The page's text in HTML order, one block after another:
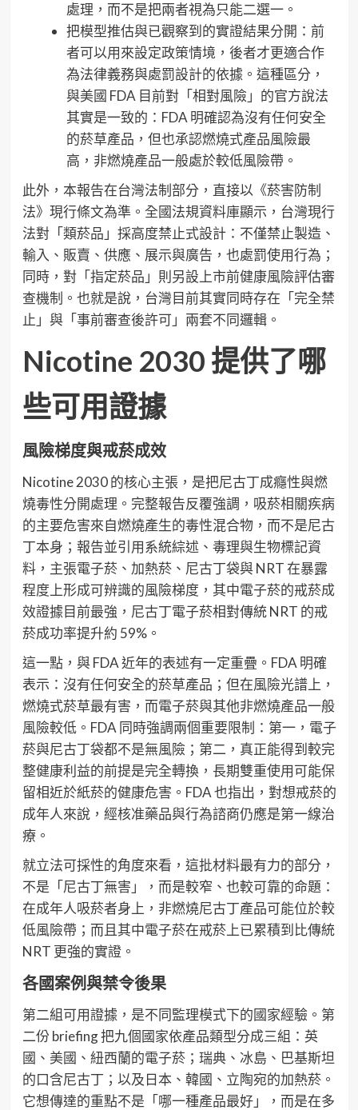
處理，而不是把兩者視為只能二選一。
把模型推估與已觀察到的實證結果分開：前
者可以用來設定政策情境，後者才更適合作
為法律義務與處罰設計的依據。這種區分，
與美國 FDA 目前對「相對風險」的官方說法
其實是一致的：FDA 明確認為沒有任何安全
的菸草產品，但也承認燃燒式產品風險最
高，非燃燒產品一般處於較低風險帶。
此外，本報告在台灣法制部分，直接以《菸害防制
法》現行條文為準。全國法規資料庫顯示，台灣現行
法對「類菸品」採高度禁止式設計：不僅禁止製造、
輸入、販賣、供應、展示與廣告，也處罰使用行為；
同時，對「指定菸品」則另設上市前健康風險評估審
查機制。也就是說，台灣目前其實同時存在「完全禁
止」與「事前審查後許可」兩套不同邏輯。
Nicotine 2030 提供了哪
些可用證據
風險梯度與戒菸成效
Nicotine 2030 的核心主張，是把尼古丁成癮性與燃
燒毒性分開處理。完整報告反覆強調，吸菸相關疾病
的主要危害來自燃燒產生的毒性混合物，而不是尼古
丁本身；報告並引用系統綜述、毒理與生物標記資
料，主張電子菸、加熱菸、尼古丁袋與 NRT 在暴露
程度上形成可辨識的風險梯度，其中電子菸的戒菸成
效證據目前最強，尼古丁電子菸相對傳統 NRT 的戒
菸成功率提升約 59%。
這一點，與 FDA 近年的表述有一定重疊。FDA 明確
表示：沒有任何安全的菸草產品；但在風險光譜上，
燃燒式菸草最有害，而電子菸與其他非燃燒產品一般
風險較低。FDA 同時強調兩個重要限制：第一，電子
菸與尼古丁袋都不是無風險；第二，真正能得到較完
整健康利益的前提是完全轉換，長期雙重使用可能保
留相近於紙菸的健康危害。FDA 也指出，對想戒菸的
成年人來說，經核准藥品與行為諮商仍應是第一線治
療。
就立法可採性的角度來看，這批材料最有力的部分，
不是「尼古丁無害」，而是較窄、也較可靠的命題：
在成年人吸菸者身上，非燃燒尼古丁產品可能位於較
低風險帶；而且其中電子菸在戒菸上已累積到比傳統
NRT 更強的實證。
各國案例與禁令後果
第二組可用證據，是不同監理模式下的國家經驗。第
二份 briefing 把九個國家依產品類型分成三組：英
國、美國、紐西蘭的電子菸；瑞典、冰島、巴基斯坦
的口含尼古丁；以及日本、韓國、立陶宛的加熱菸。
它想傳達的重點不是「哪一種產品最好」，而是在多